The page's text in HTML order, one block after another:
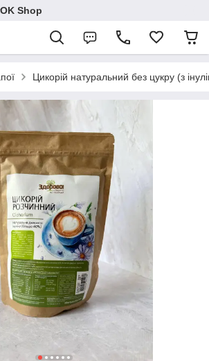
Shop
Цикорій натуральний без цукру (з